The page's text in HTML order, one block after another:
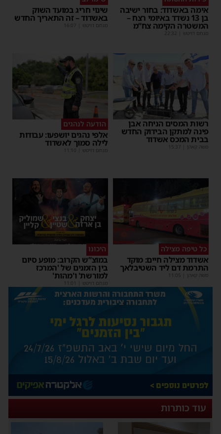
אימה באשדוד: בחור ישיבה
בן 13 נשדד באיומי רצח –
המשטרה הקימה צח”מ
מנחם דויטש 22:32
שינוי חריג במועד השוק
באשדוד – זה התאריך החדש
מנחם דויטש 16:07
רשות המסים הניחה אבן
פינה למתקן הבידוק החדש
בבית המכס אשדוד
משה קאהן 15:37
הודעה לנהגים
אלפי נהגים יושפעו: עבודות
לילה סמוך לאשדוד
מנחם דויטש 11:10
כל טיפה מצילה
אשדוד מצילה חיים: מוקד
התרמת דם ליד השטיבלאך
משה קאהן 11:05
היכונו
במוצ”ש הקרוב: מופע סיום
בין הזמנים של 'המרכז
למורשת' ו'מהות'
מנחם דויטש 11:01
עוד כותרות